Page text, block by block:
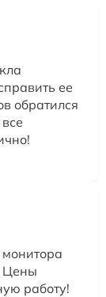
ее
обратился
Цены
работу!